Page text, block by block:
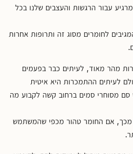
עבור הרגשות והעצבים שלנו בכל
לחומרים מסוג זה ותרופות אחרות
מהר מאוד, לעיתים כבר בפעמים
לעיתים ההתמכרות היא איטית
מסוחרי סמים ברחוב קשה לקבוע מה
מכך, אם החומר טהור מכפי שהמשתמש